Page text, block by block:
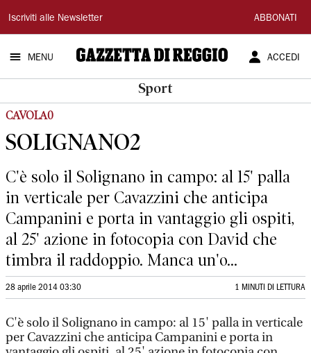
Gazzetta
di
Reggio
Iscriviti alle Newsletter ABBONATI
MENU ACCEDI
Sport
CAVOLA0
SOLIGNANO2
C'è solo il Solignano in campo: al 15' palla
in verticale per Cavazzini che anticipa
Campanini e porta in vantaggio gli ospiti,
al 25' azione in fotocopia con David che
timbra il raddoppio. Manca un'o...
28 aprile 2014 03:30 1 MINUTI DI LETTURA
C'è solo il Solignano in campo: al 15' palla in verticale
per Cavazzini che anticipa Campanini e porta in